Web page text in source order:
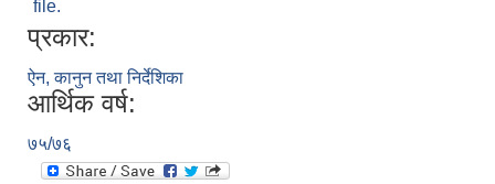
file.
प्रकार:
ऐन, कानुन तथा निर्देशिका
आर्थिक वर्ष:
७५/७६